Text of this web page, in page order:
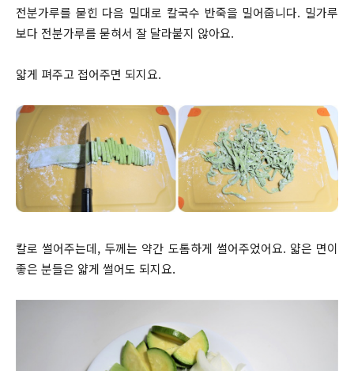
전분가루를 묻힌 다음 밀대로 칼국수 반죽을 밀어줍니다. 밀가루
보다 전분가루를 묻혀서 잘 달라붙지 않아요.
얇게 펴주고 접어주면 되지요.
칼로 썰어주는데, 두께는 약간 도톰하게 썰어주었어요. 얇은 면이
좋은 분들은 얇게 썰어도 되지요.